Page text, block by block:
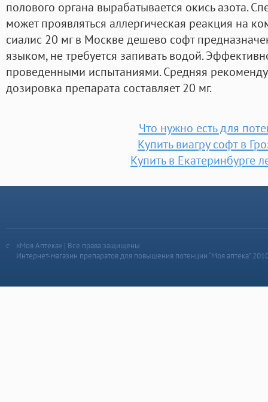
полового органа вырабатывается окись азота.
может проявляться аллергическая реакция на
сиалис 20 мг в Москве дешево софт
языком, не требуется запивать водой.
проведенными испытаниями. Средняя
дозировка препарата составляет 20 мг.
Что нужно есть для
Купить виагру софт в
Купить в Екатеринбурге
«Моя Аптека» | Все права защищены
Интернет-магазин препаратов для повышения потенции “Моя аптека”